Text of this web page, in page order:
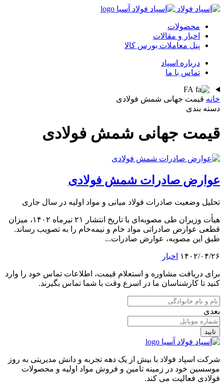
محصولات
اخبار و مقالات
پنل معاملات بورس کالا
درباره اسپاد
تماس با ما
FA
خانه قیمت جهانی شمش فولادی
دسته بندی
قیمت جهانی شمش فولادی
عوارض صادرات شمش فولادی
تحلیل وضعیت صادرات فولاد میانی و مواد اولیه در سال جاری
هیأت وزیران طی مصوبه‌ای با تاریخ انتشار ۲۱ تیرماه ۱۴۰۲، میزان
قطعی عوارض صادراتی مواد خام و نیمه‌خام را به تصویب رساند.
طبق این مصوبه، عوارض صادرات...
۱۴۰۲/۰۴/۲۶ اخبار
برای دریافت مشاوره و استعلام قیمت، اطلاعات تماس خود را وارد
کنید تا کارشناسان ما در اسرع وقت با شما تماس بگیرند.
بعدی
تایید
شرکت اسپاد فولاد با بیش از یک دهه تجربه و دانش مدیریتی به روز
موسسین خود در زمینه تامین و فروش مواد اولیه و محصولات
فولادی فعالیت می کند.